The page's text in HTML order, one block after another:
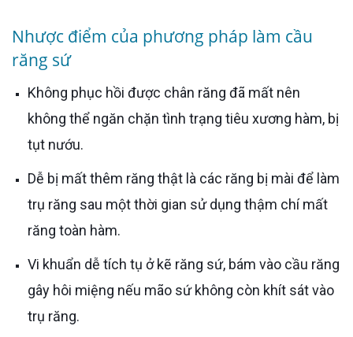
Nhược điểm của phương pháp làm cầu
răng sứ
Không phục hồi được chân răng đã mất nên
không thể ngăn chặn tình trạng tiêu xương hàm, bị
tụt nướu.
Dễ bị mất thêm răng thật là các răng bị mài để làm
trụ răng sau một thời gian sử dụng thậm chí mất
răng toàn hàm.
Vi khuẩn dễ tích tụ ở kẽ răng sứ, bám vào cầu răng
gây hôi miệng nếu mão sứ không còn khít sát vào
trụ răng.